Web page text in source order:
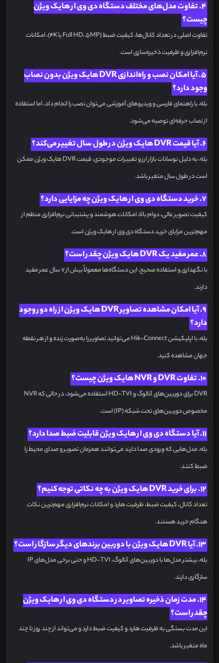
4. تفاوت مدل‌های مختلف دستگاه دی وی ار هایک ویژن
چیست؟
تفاوت اصلی در تعداد کانال‌ها، کیفیت ضبط (Full HD، 5MP یا 4K)، امکانات
نرم‌افزاری و ظرفیت ذخیره‌سازی است.
5. آیا امکان نصب و راه‌اندازی DVR هایک ویژن بدون نصاب
وجود دارد؟
بله، با راهنمای فارسی و ویدیوهای آموزشی می‌توان نصب را انجام داد، اما استفاده
از نصاب حرفه‌ای توصیه می‌شود.
بله، به دلیل نوسانات بازار ارز و تغییرات موجودی، قیمت DVR هایک ویژن ممکن
است در طول سال متغیر باشد.
کیفیت تصویر عالی، دوام بالا، امکانات هوشمند و پشتیبانی نرم‌افزاری منظم از
مهم‌ترین مزایای خرید دستگاه دی وی ار هایک ویژن است.
با نگهداری و استفاده صحیح، این دستگاه‌ها معمولاً بیش از ۷ سال عمر مفید
دارند.
9. آیا امکان مشاهده تصاویر DVR هایک ویژن از راه دور وجود
دارد؟
بله، با اپلیکیشن Hik-Connect می‌توانید تصاویر را به‌صورت زنده و از هر نقطه
جهان مشاهده کنید.
DVR برای دوربین‌های آنالوگ و HD-TVI استفاده می‌شود، در حالی که NVR
مخصوص دوربین‌های تحت شبکه (IP) است.
بله، مدل‌هایی که ورودی صدا دارند می‌توانند همزمان تصویر و صدای محیط را
ضبط کنند.
تعداد کانال، کیفیت ضبط، ظرفیت هارد و امکانات نرم‌افزاری مهم‌ترین نکات
هنگام خرید هستند.
بله، بیشتر مدل‌ها با دوربین‌های آنالوگ، HD-TVI و حتی برخی مدل‌های IP
سازگاری دارند.
14. مدت زمان ذخیره تصاویر در دستگاه دی وی ار هایک ویژن
چقدر است؟
این مدت بستگی به ظرفیت هارد و کیفیت ضبط دارد و می‌تواند از چند روز تا چند
ماه متغیر باشد.